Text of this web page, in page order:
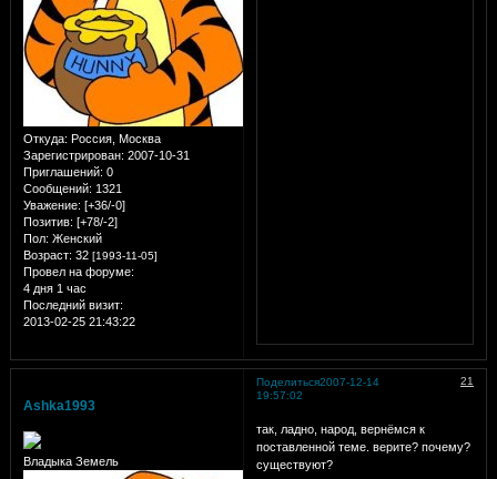
Откуда: Россия, Москва
Зарегистрирован: 2007-10-31
Приглашений: 0
Сообщений: 1321
Уважение: [+36/-0]
Позитив: [+78/-2]
Пол: Женский
Возраст: 32 [1993-11-05]
Провел на форуме:
4 дня 1 час
Последний визит:
2013-02-25 21:43:22
Поделиться 21
2007-12-14
19:57:02
Ashka1993
Владыка Земель
так, ладно, народ, вернёмся к
поставленной теме. верите? почему?
существуют?